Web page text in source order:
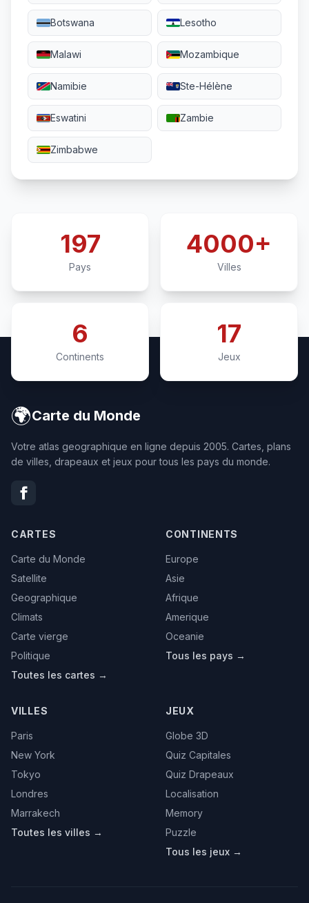
Botswana Lesotho
Malawi Mozambique
Namibie Ste-Hélène
Eswatini Zambie
Zimbabwe
197
Pays
4000+
Villes
6
Continents
17
Jeux
🌍Carte du Monde
Votre atlas geographique en ligne depuis 2005. Cartes, plans
de villes, drapeaux et jeux pour tous les pays du monde.
CARTES
Carte du Monde
Satellite
Geographique
Climats
Carte vierge
Politique
Toutes les cartes →
CONTINENTS
Europe
Asie
Afrique
Amerique
Oceanie
Tous les pays →
VILLES
Paris
New York
Tokyo
Londres
Marrakech
Toutes les villes →
JEUX
Globe 3D
Quiz Capitales
Quiz Drapeaux
Localisation
Memory
Puzzle
Tous les jeux →